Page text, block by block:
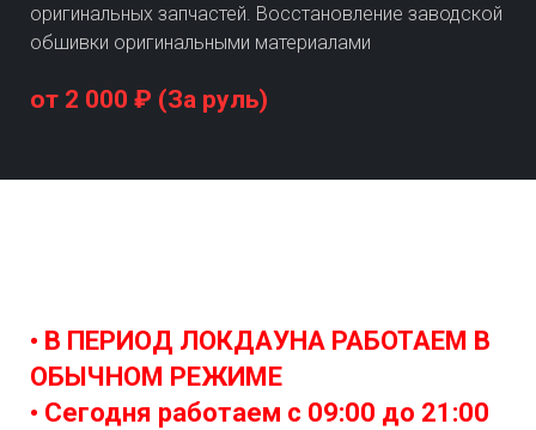
оригинальных запчастей. Восстановление заводской
обшивки оригинальными материалами
от 2 000 ₽ (За руль)
• В ПЕРИОД ЛОКДАУНА РАБОТАЕМ В
ОБЫЧНОМ РЕЖИМЕ
• Сегодня работаем с 09:00 до 21:00